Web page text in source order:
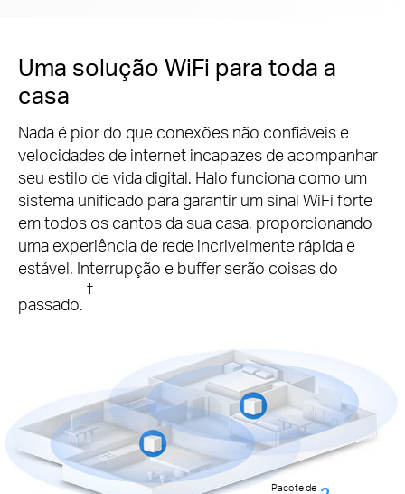
Uma solução WiFi para toda a
casa
Nada é pior do que conexões não confiáveis ​​e
velocidades de internet incapazes de acompanhar
seu estilo de vida digital. Halo funciona como um
sistema unificado para garantir um sinal WiFi forte
em todos os cantos da sua casa, proporcionando
uma experiência de rede incrivelmente rápida e
estável. Interrupção e buffer serão coisas do
passado.
†
Pacote de